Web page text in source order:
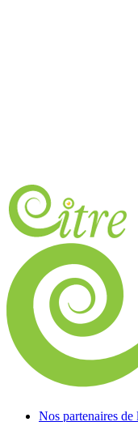
Nos partenaires